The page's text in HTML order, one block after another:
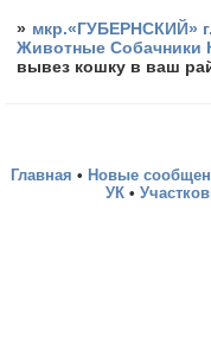
» мкр.«ГУБЕРНСКИЙ»
Животные Собачники
вывез кошку в ваш
Главная • Новые
УК •